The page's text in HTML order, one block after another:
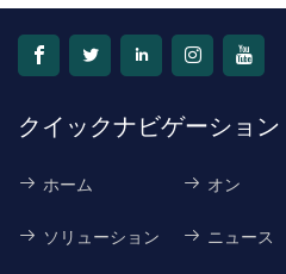
す。
クイックナビゲーション
ホーム オン
ソリューション ニュース